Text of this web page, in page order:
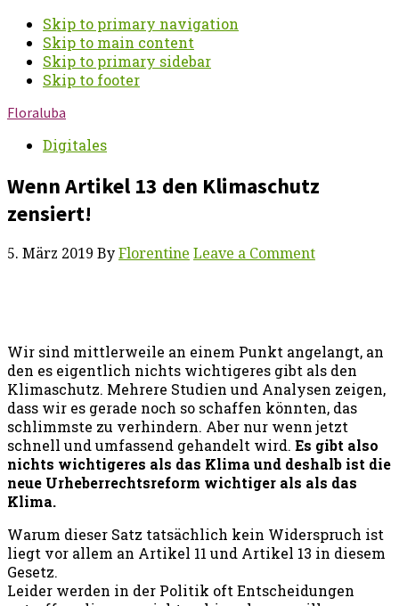
Skip to primary navigation
Skip to main content
Skip to primary sidebar
Skip to footer
Floraluba
Digitales
Wenn Artikel 13 den Klimaschutz
zensiert!
5. März 2019 By Florentine Leave a Comment
Wir sind mittlerweile an einem Punkt angelangt, an
den es eigentlich nichts wichtigeres gibt als den
Klimaschutz. Mehrere Studien und Analysen zeigen,
dass wir es gerade noch so schaffen könnten, das
schlimmste zu verhindern. Aber nur wenn jetzt
schnell und umfassend gehandelt wird. Es gibt also
nichts wichtigeres als das Klima und deshalb ist die
neue Urheberrechtsreform wichtiger als als das
Klima.
Warum dieser Satz tatsächlich kein Widerspruch ist
liegt vor allem an Artikel 11 und Artikel 13 in diesem
Gesetz.
Leider werden in der Politik oft Entscheidungen